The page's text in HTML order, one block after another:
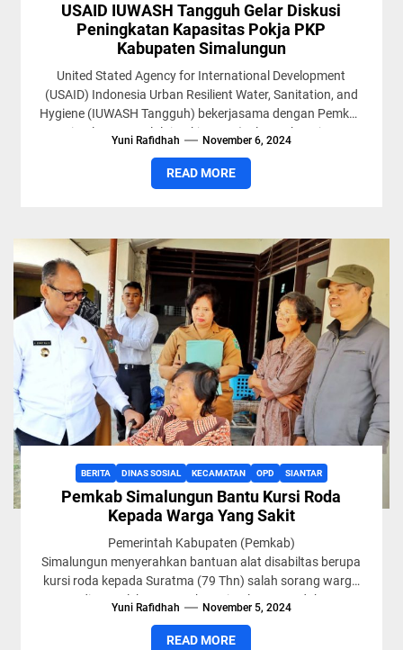
USAID IUWASH Tangguh Gelar Diskusi
Peningkatan Kapasitas Pokja PKP
Kabupaten Simalungun
United Stated Agency for International Development
(USAID) Indonesia Urban Resilient Water, Sanitation, and
Hygiene (IUWASH Tangguh) bekerjasama dengan Pemkab
Simalungun melalui Pokja PKP (Kelompok Kerja...
Yuni Rafidhah November 6, 2024
READ MORE
BERITA DINAS SOSIAL KECAMATAN OPD SIANTAR
Pemkab Simalungun Bantu Kursi Roda
Kepada Warga Yang Sakit
Pemerintah Kabupaten (Pemkab)
Simalungun menyerahkan bantuan alat disabiltas berupa
kursi roda kepada Suratma (79 Thn) salah sorang warga
di Kompleks Perumahan Simalungun Indah
Yuni Rafidhah November 5, 2024
READ MORE